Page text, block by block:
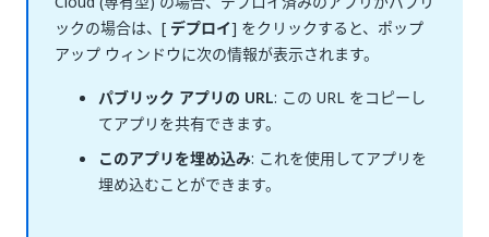
ックの場合は、[ デプロイ] をクリックすると、ポップ
アップ ウィンドウに次の情報が表示されます。
パブリック アプリの URL: この URL をコピーし
てアプリを共有できます。
このアプリを埋め込み: これを使用してアプリを
埋め込むことができます。